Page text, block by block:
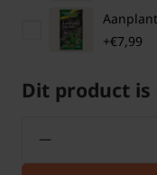
+€7,99
Dit product